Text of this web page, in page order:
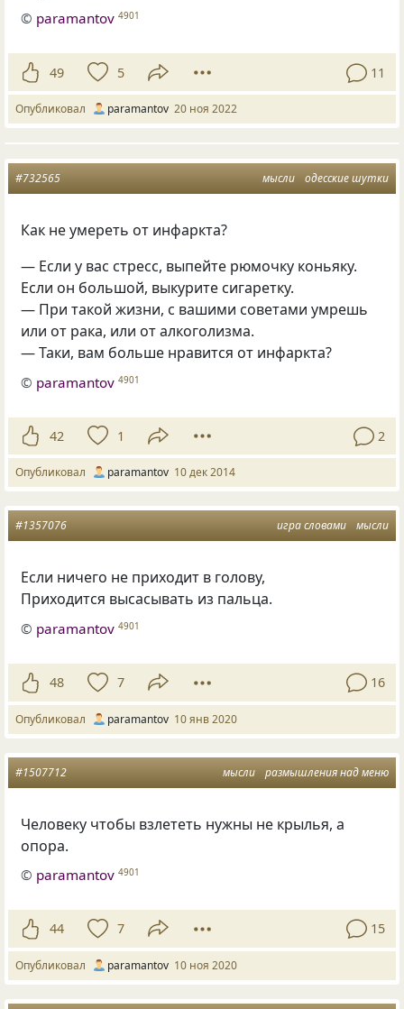
© paramantov 4901
49 5 11
Опубликовал paramantov 20 ноя 2022
мысли одесские шутки
#732565
Как не умереть от инфаркта?
— Если у вас стресс, выпейте рюмочку коньяку.
Если он большой, выкурите сигаретку.
— При такой жизни, с вашими советами умрешь
или от рака, или от алкоголизма.
— Таки, вам больше нравится от инфаркта?
© paramantov 4901
42 1 2
Опубликовал paramantov 10 дек 2014
игра словами мысли
#1357076
Если ничего не приходит в голову,
Приходится высасывать из пальца.
© paramantov 4901
48 7 16
Опубликовал paramantov 10 янв 2020
мысли размышления над меню
#1507712
Человеку чтобы взлететь нужны не крылья, а
опора.
© paramantov 4901
44 7 15
Опубликовал paramantov 10 ноя 2020